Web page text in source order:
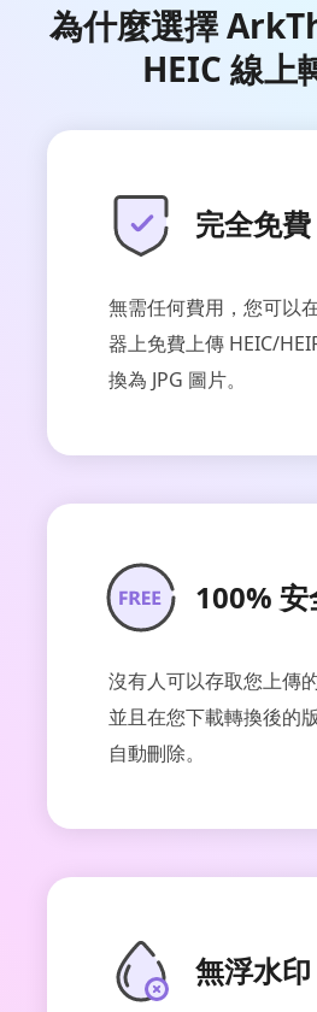
為什麼選擇
HEIC 線上
完全免費
無需任何費用，您可以
器上免費上傳 HEIC/
換為 JPG 圖片。
100% 安
沒有人可以存取您上傳
並且在您下載轉換後的
自動刪除。
無浮水印